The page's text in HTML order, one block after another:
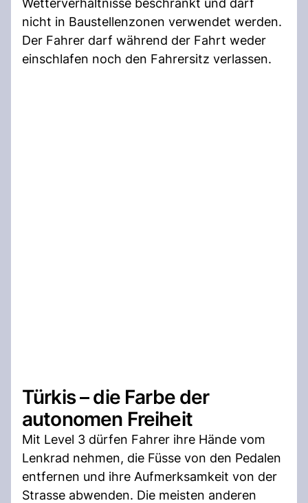
Wetterverhältnisse beschränkt und darf
nicht in Baustellenzonen verwendet werden.
Der Fahrer darf während der Fahrt weder
einschlafen noch den Fahrersitz verlassen.
Türkis – die Farbe der
autonomen Freiheit
Mit Level 3 dürfen Fahrer ihre Hände vom
Lenkrad nehmen, die Füsse von den Pedalen
entfernen und ihre Aufmerksamkeit von der
Strasse abwenden. Die meisten anderen